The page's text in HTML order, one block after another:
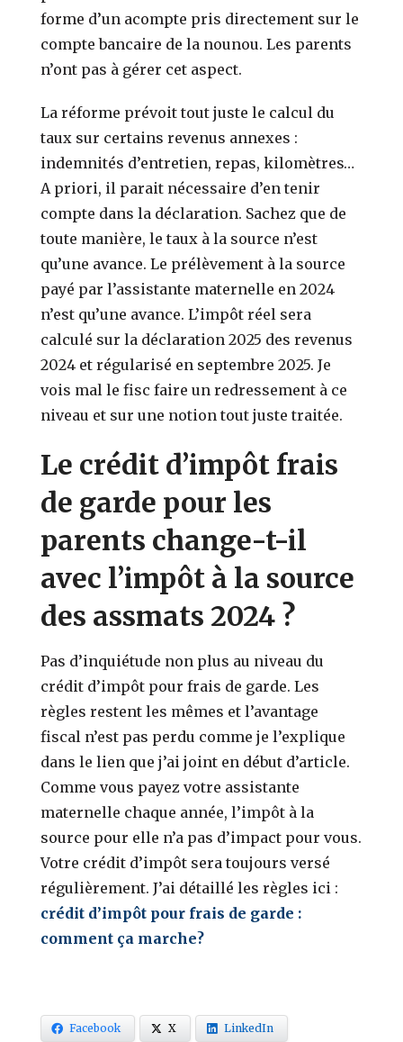
forme d’un acompte pris directement sur le
compte bancaire de la nounou. Les parents
n’ont pas à gérer cet aspect.
La réforme prévoit tout juste le calcul du
taux sur certains revenus annexes :
indemnités d’entretien, repas, kilomètres…
A priori, il parait nécessaire d’en tenir
compte dans la déclaration. Sachez que de
toute manière, le taux à la source n’est
qu’une avance. Le prélèvement à la source
payé par l’assistante maternelle en 2024
n’est qu’une avance. L’impôt réel sera
calculé sur la déclaration 2025 des revenus
2024 et régularisé en septembre 2025. Je
vois mal le fisc faire un redressement à ce
niveau et sur une notion tout juste traitée.
Le crédit d’impôt frais
de garde pour les
parents change-t-il
avec l’impôt à la source
des assmats 2024 ?
Pas d’inquiétude non plus au niveau du
crédit d’impôt pour frais de garde. Les
règles restent les mêmes et l’avantage
fiscal n’est pas perdu comme je l’explique
dans le lien que j’ai joint en début d’article.
Comme vous payez votre assistante
maternelle chaque année, l’impôt à la
source pour elle n’a pas d’impact pour vous.
Votre crédit d’impôt sera toujours versé
régulièrement. J’ai détaillé les règles ici :
crédit d’impôt pour frais de garde :
comment ça marche?
Facebook X LinkedIn